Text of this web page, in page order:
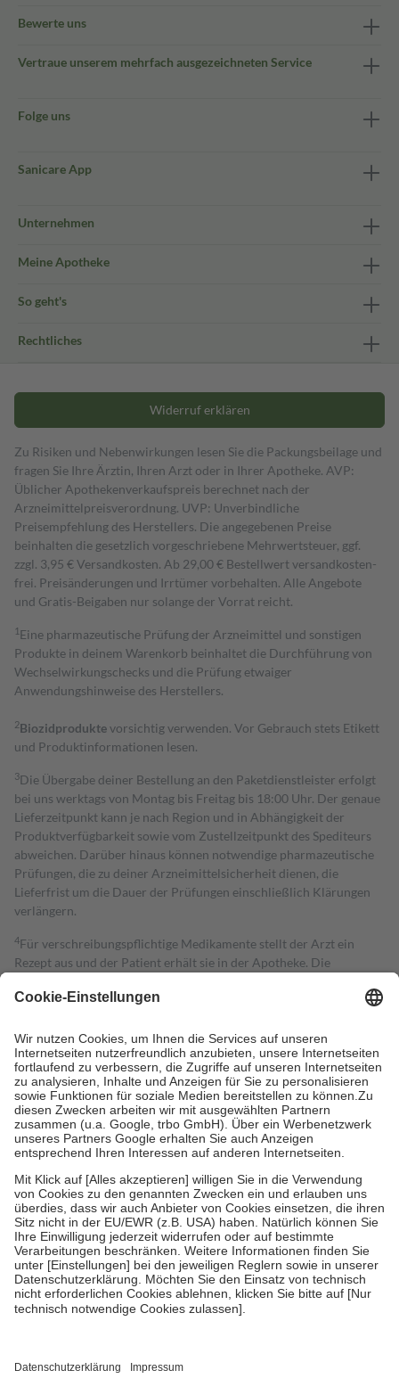
Bewerte uns
Vertraue unserem mehrfach ausgezeichneten Service
Folge uns
Sanicare App
Unternehmen
Meine Apotheke
So geht's
Rechtliches
Widerruf erklären
Zu Risiken und Nebenwirkungen lesen Sie die Packungsbeilage und
fragen Sie Ihre Ärztin, Ihren Arzt oder in Ihrer Apotheke. AVP:
Üblicher Apothekenverkaufspreis berechnet nach der
Arzneimittelpreisverordnung. UVP: Unverbindliche
Preisempfehlung des Herstellers. Die angegebenen Preise
beinhalten die gesetzlich vorgeschriebene Mehrwertsteuer, ggf.
zzgl. 3,95 € Versandkosten. Ab 29,00 € Bestell­wert versand­kosten­
frei. Preisänderungen und Irrtümer vorbehalten. Alle Angebote
und Gratis-Beigaben nur solange der Vorrat reicht.
1 Eine pharmazeutische Prüfung der Arzneimittel und sonstigen
Produkte in deinem Warenkorb beinhaltet die Durchführung von
Wechselwirkungschecks und die Prüfung etwaiger
Anwendungshinweise des Herstellers.
2Biozidproduktevorsichtig verwenden. Vor Gebrauch stets Etikett
und Produktinformationen lesen.
3Die Übergabe deiner Bestellung an den Paketdienstleister erfolgt
bei uns werktags von Montag bis Freitag bis 18:00 Uhr. Der genaue
Lieferzeitpunkt kann je nach Region und in Abhängigkeit der
Produktverfügbarkeit sowie vom Zustellzeitpunkt des Spediteurs
abweichen. Darüber hinaus können notwendige pharmazeutische
Prüfungen, die zu deiner Arzneimittelsicherheit dienen, die
Lieferfrist um die Dauer der Prüfungen einschließlich Klärungen
verlängern.
4Für verschreibungspflichtige Medikamente stellt der Arzt ein
Rezept aus und der Patient erhält sie in der Apotheke. Die
Kosten dafür, der Versicherte trägt einen Teil davon als Zuzahlung
Grundsätzlich leisten Mitglieder Zuzahlungen in Höhe von zehn
Prozent des Abgabepreises,mindestensjedochfünf Euround
höchstens zehn Euro.Es sind jedoch nie mehr als die tatsächlichen
Kosten der Leistung zu entrichten.
Diese Regeln gelten grundsätzlich auch für Online-Apotheken.
Bei Heilmitteln und häuslicher Krankenpflege beträgt die
Zuzahlung zehn Prozent der Kosten sowie zehn Euro je
Um das Engagement der Versicherten für ihre eigene Gesundheit zu
stärken und die besondere Stellung der Familie zu unterstützen,
fallenkeine Zuzahlungen an bei:
• Kindern und Jugendlichen bis zum vollendeten 18. Lebensjahr
mit Ausnahme der Fahrkosten
• Untersuchungen zur Vorsorge und Früherkennung, die von der
GKV getragen werden
• empfohlenen Schutzimpfungen
Wir nutzen Trusted Shops als unabhängigen Dienstleister für die